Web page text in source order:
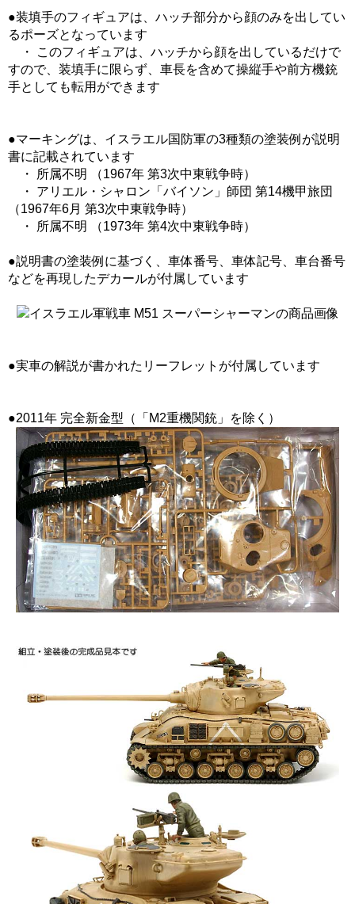
●装填手のフィギュアは、ハッチ部分から顔のみを出してい
るポーズとなっています
・ このフィギュアは、ハッチから顔を出しているだけで
すので、装填手に限らず、車長を含めて操縦手や前方機銃
手としても転用ができます
●マーキングは、イスラエル国防軍の3種類の塗装例が説明
書に記載されています
・ 所属不明 （1967年 第3次中東戦争時）
・ アリエル・シャロン「バイソン」師団 第14機甲旅団
（1967年6月 第3次中東戦争時）
・ 所属不明 （1973年 第4次中東戦争時）
●説明書の塗装例に基づく、車体番号、車体記号、車台番号
などを再現したデカールが付属しています
●実車の解説が書かれたリーフレットが付属しています
●2011年 完全新金型（「M2重機関銃」を除く）